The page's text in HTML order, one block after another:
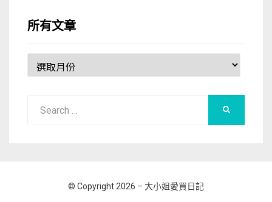
所有文章
有
© Copyright 2026 – 大小姐愛買日記